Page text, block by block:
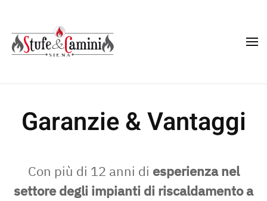
Skip
to
Garanzie & Vantaggi
Con più di 12 anni di esperienza nel
settore degli impianti di riscaldamento a